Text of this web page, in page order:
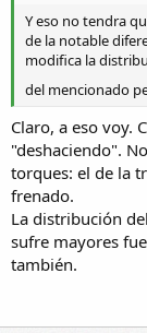
Y eso no tendra
de la notable
modifica la
del mencionado
Claro, a eso voy.
"deshaciendo".
torques: el de la
frenado.
La distribución
sufre mayores
también.